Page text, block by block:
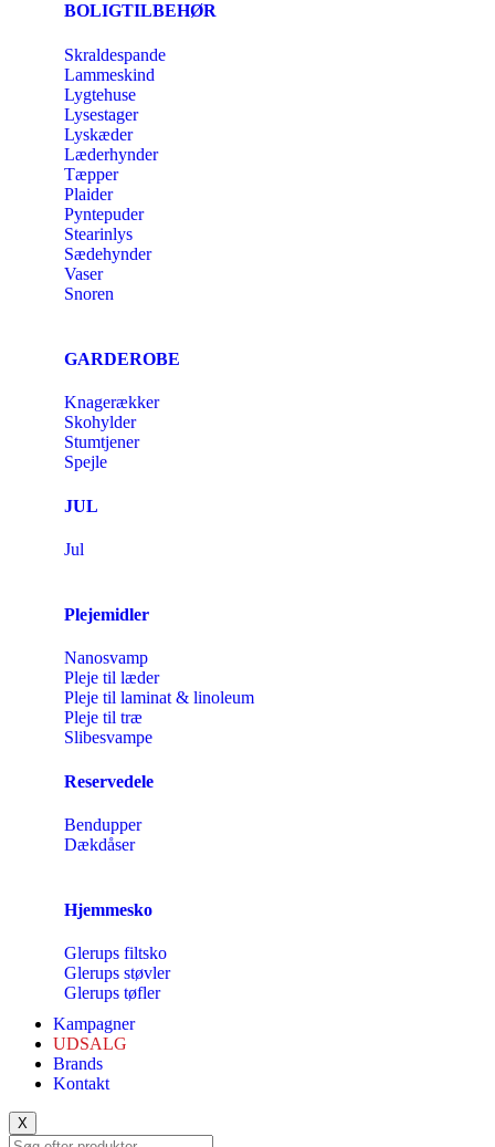
BOLIGTILBEHØR
Skraldespande
Lammeskind
Lygtehuse
Lysestager
Lyskæder
Læderhynder
Tæpper
Plaider
Pyntepuder
Stearinlys
Sædehynder
Vaser
Snoren
GARDEROBE
Knagerækker
Skohylder
Stumtjener
Spejle
JUL
Jul
Plejemidler
Nanosvamp
Pleje til læder
Pleje til laminat & linoleum
Pleje til træ
Slibesvampe
Reservedele
Bendupper
Dækdåser
Hjemmesko
Glerups filtsko
Glerups støvler
Glerups tøfler
Kampagner
UDSALG
Brands
Kontakt
X